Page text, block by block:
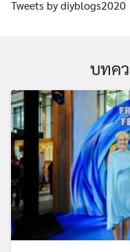
Tweets by diyblogs2020
บทค